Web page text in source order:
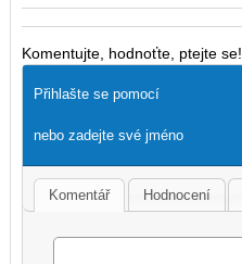
Komentujte, hodnoťte, ptejte se!
Přihlašte se pomocí
nebo zadejte své jméno
Komentář Hodnocení